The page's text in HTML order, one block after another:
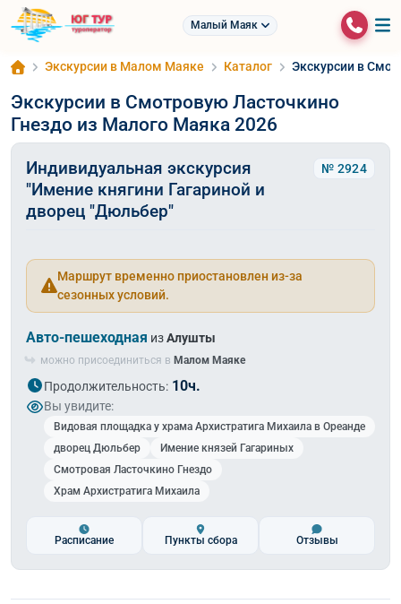
Малый Маяк
Экскурсии в Малом Маяке Каталог Экскурсии в
Экскурсии в Смотровую Ласточкино
Гнездо из Малого Маяка 2026
Индивидуальная экскурсия
"Имение княгини Гагариной и
дворец "Дюльбер"
№ 2924
Маршрут временно приостановлен из-за
сезонных условий.
Авто-пешеходная изАлушты
можно присоединиться в Малом Маяке
Продолжительность: 10ч.
Вы увидите:
Видовая площадка у храма Архистратига Михаила в Ореанде
дворец Дюльбер
Имение князей Гагариных
Смотровая Ласточкино Гнездо
Храм Архистратига Михаила
Расписание Пункты сбора Отзывы